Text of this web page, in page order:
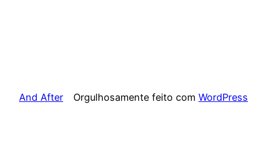
And After Orgulhosamente feito com WordPress